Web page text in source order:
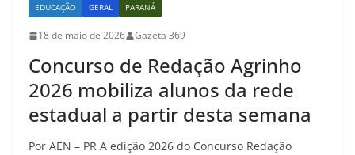
EDUCAÇÃO GERAL PARANÁ
18 de maio de 2026 Gazeta 369
Concurso de Redação Agrinho
2026 mobiliza alunos da rede
estadual a partir desta semana
Por AEN – PR A edição 2026 do Concurso Redação